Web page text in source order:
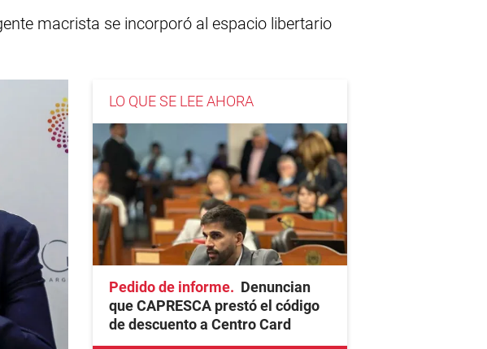
macrista se incorporó al espacio libertario
LO QUE SE LEE AHORA
Pedido de informe
Denuncian
que CAPRESCA prestó el código
de descuento a Centro Card